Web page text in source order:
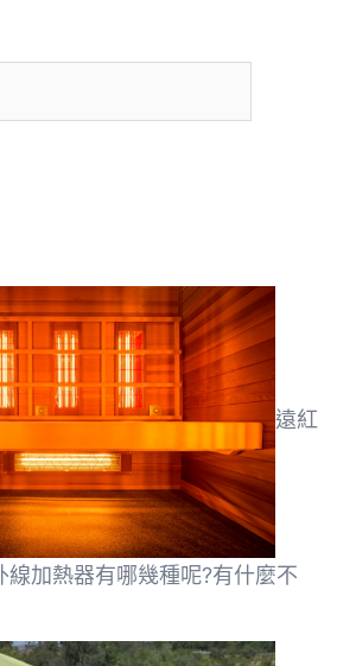
遠紅
線加熱器有哪幾種呢?有什麼不